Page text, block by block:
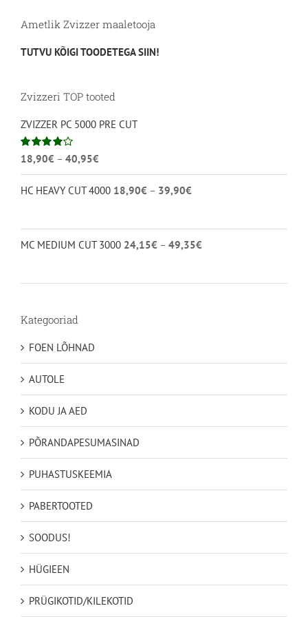
Ametlik Zvizzer maaletooja
TUTVU KÕIGI TOODETEGA SIIN!
Zvizzeri TOP tooted
ZVIZZER PC 5000 PRE CUT
Hinnanguga
18,90€ – 40,95€
18,90€
kuni
HC HEAVY CUT 4000 18,90€ – 39,90€
39,90€
MC MEDIUM CUT 3000 24,15€ – 49,35€
Kategooriad
FOEN LÕHNAD
AUTOLE
KODU JA AED
PÕRANDAPESUMASINAD
PUHASTUSKEEMIA
PABERTOOTED
SOODUS!
HÜGIEEN
PRÜGIKOTID/KILEKOTID